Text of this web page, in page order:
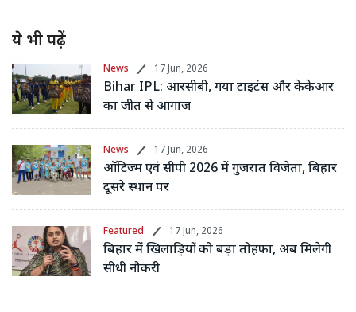
ये भी पढ़ें
News 17 Jun, 2026
Bihar IPL: आरसीबी, गया टाइटंस और केकेआर
का जीत से आगाज
News 17 Jun, 2026
ऑटिज्म एवं सीपी 2026 में गुजरात विजेता, बिहार
दूसरे स्थान पर
Featured 17 Jun, 2026
बिहार में खिलाड़ियों को बड़ा तोहफा, अब मिलेगी
सीधी नौकरी